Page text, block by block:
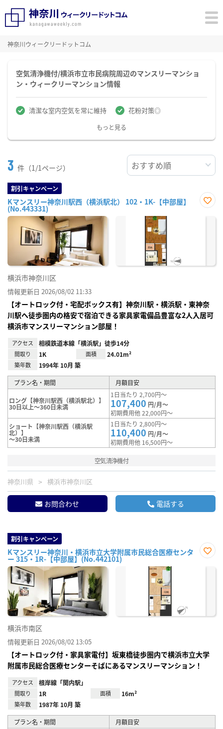
神奈川ウィークリードットコム
空気清浄機付/横浜市立市民病院周辺のマンスリーマンショ
ン・ウィークリーマンション情報
清潔な室内空気を常に維持 花粉対策◎
もっと見る
3 件（1/1ページ）
割引キャンペーン
Kマンスリー神奈川駅西（横浜駅北） 102・1K-【中部屋】
(No.443331)
に入
横浜市神奈川区
情報更新日 2026/08/02 11:33
【オートロック付・宅配ボックス有】神奈川駅・横浜駅・東神奈
川駅へ徒歩圏内の格安で宿泊できる家具家電備品豊富な2人入居可
横浜市マンスリーマンション部屋！
アクセス 相模鉄道本線「横浜駅」徒歩14分
間取り 1K 面積 24.01m²
築年数 1994年 10月 築
プラン名・期間 月額目安
ロング【神奈川駅西（横浜駅北）】
30日以上～360日未満
1日当たり 2,700円～
107,400 円/月～
初期費用他 22,000円～
ショート【神奈川駅西（横浜駅
北）】
～30日未満
1日当たり 2,800円～
110,400 円/月～
初期費用他 16,500円～
空気清浄機付
神奈川県 横浜市神奈川区
お問合わせ 電話する
割引キャンペーン
Kマンスリー神奈川・横浜市立大学附属市民総合医療センタ
ー 315・1R-【中部屋】(No.442101)
に入
横浜市南区
情報更新日 2026/08/02 13:05
【オートロック付・家具家電付】坂東橋徒歩圏内で横浜市立大学
附属市民総合医療センターそばにあるマンスリーマンション！
アクセス 根岸線「関内駅」
間取り 1R 面積 16m²
築年数 1987年 10月 築
プラン名・期間
月額目安